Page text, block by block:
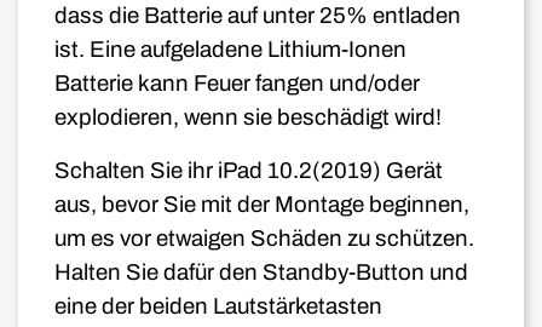
dass die Batterie auf unter 25% entladen
ist. Eine aufgeladene Lithium-Ionen
Batterie kann Feuer fangen und/oder
explodieren, wenn sie beschädigt wird!
Schalten Sie ihr iPad 10.2(2019) Gerät
aus, bevor Sie mit der Montage beginnen,
um es vor etwaigen Schäden zu schützen.
Halten Sie dafür den Standby-Button und
eine der beiden Lautstärketasten